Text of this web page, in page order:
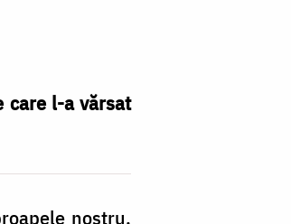
care l-a vărsat
nostru.